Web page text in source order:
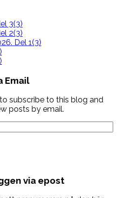
3(3)
2(3)
Del 1(3)
Email
subscribe to this blog and
posts by email.
via epost